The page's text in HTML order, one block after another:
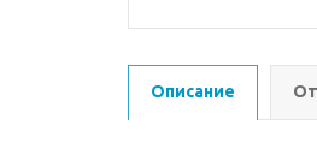
Описание